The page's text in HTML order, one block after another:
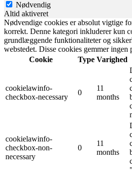
Nødvendig
Altid aktiveret
Nødvendige cookies er absolut vigtige
korrekt. Denne kategori inkluderer kun
grundlæggende funktionaliteter og
webstedet. Disse cookies gemmer ingen
Cookie
Type Varighed
cookielawinfo-
checkbox-necessary
0
11
months
cookielawinfo-
checkbox-non-
necessary
0
11
months